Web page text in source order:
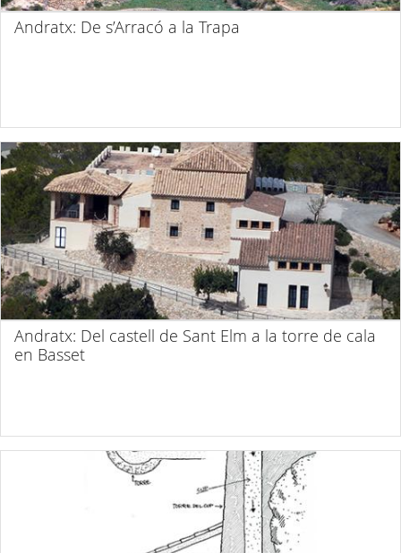
Andratx: De s’Arracó a la Trapa
Andratx: Del castell de Sant Elm a la torre de cala
en Basset